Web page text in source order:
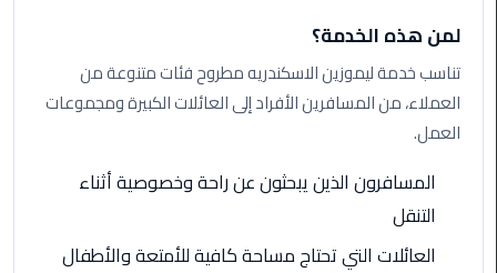
اسكندرية
ليموزين
مطار
برج
ليموزين
المطار
لمن هذه الخدمة؟
تناسب خدمة ليموزين الاسكندريه مطروح فئات متنوعة من
العملاء، من المسافرين الأفراد إلى العائلات الكبيرة ومجموعات
العمل.
المسافرون الذين يبحثون عن راحة وخصوصية أثناء
التنقل
العائلات التي تحتاج مساحة كافية للأمتعة والأطفال